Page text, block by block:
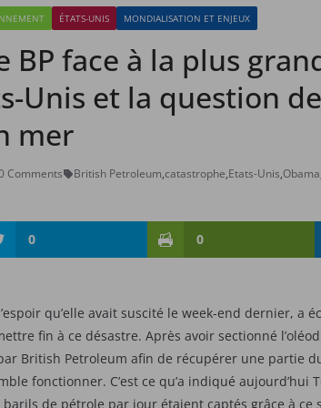
ÉTATS-UNIS MONDIALISATION ET ENJEUX
BP face à la plus
Unis et la question
mer
Comments British Petroleum,catastrophe,Etats-Unis,Obama
0 0
qu’elle avait suscité le week-end dernier, a
fin à ce désastre. Après avoir sectionné
British Petroleum afin de récupérer une partie
fonctionner. C’est ce qu’a indiqué aujourd’hui
barils de pétrole par jour étaient captés grâce à ce